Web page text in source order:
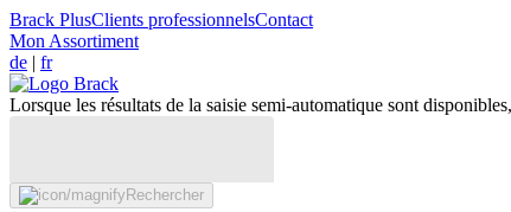
Brack PlusClients professionnelsContact
Mon Assortiment
de | fr
Lorsque les résultats de la saisie semi-automatique sont
Rechercher